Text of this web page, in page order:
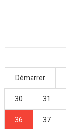
Démarrer
30 31
36 37